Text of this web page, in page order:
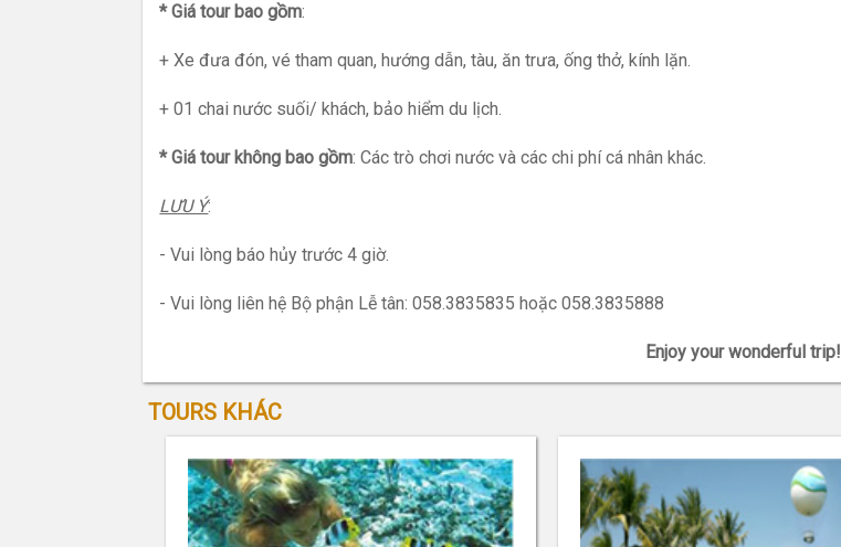
* Giá tour bao gồm:
+ Xe đưa đón, vé tham quan, hướng dẫn, tàu, ăn trưa, ống thở, kính lặn.
+ 01 chai nước suối/ khách, bảo hiểm du lịch.
* Giá tour không bao gồm: Các trò chơi nước và các chi phí cá nhân khác.
LƯU Ý:
- Vui lòng báo hủy trước 4 giờ.
- Vui lòng liên hệ Bộ phận Lễ tân: 058.3835835 hoặc 058.3835888
Enjoy your wonderful trip!
TOURS KHÁC